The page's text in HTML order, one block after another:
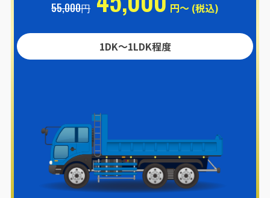
55,000円 円～ (税込)
1DK〜1LDK程度